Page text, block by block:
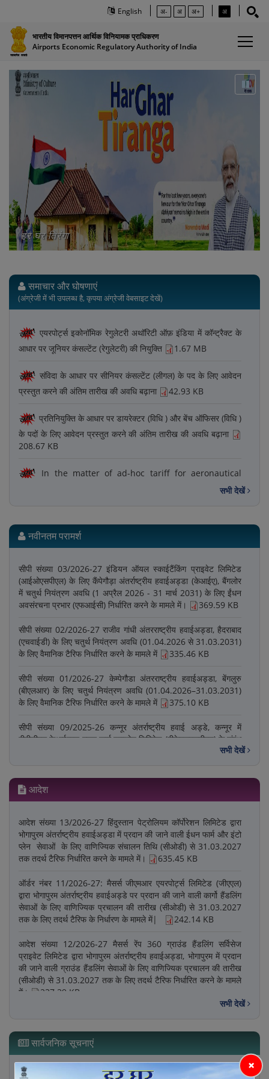
English अ- अ अ+ अ
भारतीय विमानपत्तन आर्थिक विनियामक प्राधिकरण
Airports Economic Regulatory Authority of India
हर घर तिरंगा
समाचार और घोषणाएं
(अंग्रेजी में भी उपलब्ध है, कृपया अंग्रेजी वेबसाइट देखें)
एयरपोर्ट्स इकोनॉमिक रेगुलेटरी अथॉरिटी ऑफ़ इंडिया में कॉन्ट्रैक्ट के
आधार पर जूनियर कंसल्टेंट (रेगुलेटरी) की नियुक्ति
1.67 MB
संविदा के आधार पर सीनियर कंसल्टेंट (लीगल) के पद के लिए आवेदन
प्रस्‍तुत करने की अंतिम तारीख की अवधि बढ़ाना
42.93 KB
प्रतिनियुक्ति के आधार पर डायरेक्टर (विधि ) और बेंच ऑफिसर (विधि )
के पदों के लिए आवेदन प्रस्‍तुत करने की अंतिम तारीख की अवधि बढ़ाना
208.67 KB
In the matter of ad-hoc tariff for aeronautical
services to be provided at Bhogapuram International
भारतीय विमानपत्तन आर्थिक विनियामक प्राधिकरण (ऐरा) में रिक्त पदों
Minutes of the Stakeholders Consultation
Meeting- Kempegowda International Airport,
Bengaluru
1.36 MB
Minutes of the Stakeholders Consultation Meeting
- Rajiv Gandhi International Airport, Hyderabad
संविदा के आधार पर सीनियर कंसल्टेंट (लीगल) के पद के लिए आवेदन
प्रस्‍तुत करने की अंतिम तारीख की अवधि बढ़ाना
206.21 KB
चौथे कंट्रोल पीरियड (01.04.2026 से 31.03.2031) के लिए
राजीव गांधी इंटरनेशनल एयरपोर्ट, हैदराबाद की एरोनॉटिकल सेवाओं के टैरिफ़
एयरपोर्ट्स इकोनॉमिक रेगुलेटरी अथॉरिटी ऑफ़ इंडिया में कॉन्ट्रैक्ट के
आधार पर सीनियर कंसल्टेंट (लीगल) की नियुक्ति
8.27 MB
सभी देखें
नवीनतम परामर्श
सीपी संख्या 03/2026-27 इंडियन ऑयल स्काईटैंकिंग प्राइवेट लिमिटेड
(आईओएसपीएल) के लिए कैंपेगौड़ा अंतर्राष्‍ट्रीय हवाईअड्डा (केआईए), बैंगलोर
में चतुर्थ नियंत्रण अवधि (1 अप्रैल 2026 - 31 मार्च 2031) के लिए ईंधन
अवसंरचना प्रभार (एफआईसी) निर्धारित करने के मामले में।
369.59 KB
सीपी संख्या 02/2026-27 राजीव गांधी अंतरराष्ट्रीय हवाईअड्डा, हैदराबाद
(एचवाईडी) के लिए चतुर्थ नियंत्रण अवधि (01.04.2026 से 31.03.2031)
के लिए वैमानिक टैरिफ निर्धारित करने के मामले में
335.46 KB
सीपी संख्या 01/2026-27 केम्पेगौडा अंतरराष्ट्रीय हवाईअड्डा, बेंगलुरु
(बीएलआर) के लिए चतुर्थ नियंत्रण अवधि (01.04.2026–31.03.2031)
के लिए वैमानिक टैरिफ निर्धारित करने के मामले में
375.10 KB
सीपी संख्या 09/2025-26 कन्नूर अंतर्राष्ट्रीय हवाई अड्डे, कन्नूर में
बीपीसीएल केआईएएल फ्यूल फार्म प्राइवेट लिमिटेड (बीकेएफएफपीएल) के संबंध
में ईंधन फार्म सेवा के लिए टैरिफ के निर्धारण के मामले में द्वितीय नियंत्रण अवधि
सीपी संख्या 08/2025-26 नवी मुंबई अंतर्राष्ट्रीय हवाई अड्डे, नवी मुंबई के
लिए प्रथम नियंत्रण अवधि (01.04.2025 – 31.03.2030) के लिए
सभी देखें
आदेश
आदेश संख्या 13/2026-27 हिंदुस्तान पेट्रोलियम कॉर्पोरेशन लिमिटेड द्वारा
भोगापुरम अंतर्राष्‍ट्रीय हवाईअड्डा में प्रदान की जाने वाली ईधन फार्म और इंटो
प्‍लेन सेवाओं के लिए वाणिज्यिक संचालन तिथि (सीओडी) से 31.03.2027
तक तदर्थ टैरिफ निर्धारित करने के मामले में।
635.45 KB
ऑर्डर नंबर 11/2026-27: मैसर्स जीएमआर एयरपोर्ट्स लिमिटेड (जीएएल)
द्वारा भोगापुरम अंतर्राष्‍ट्रीय हवाईअड्डे पर प्रदान की जाने वाली कार्गो हैं‍डलिंग
सेवाओं के लिए वाणिज्यिक प्रचालन की तारीख (सीओडी) से 31.03.2027
तक के लिए तदर्थ टैरिफ के निर्धारण के मामले में|
242.14 KB
आदेश संख्या 12/2026-27 मैसर्स रेंप 360 ग्राउंड हैंडलिंग सर्विसेज
प्राइवेट लिमिटेड द्वारा भोगापुरम अंतर्राष्ट्रीय हवाईअड्डा, भोगापुरम में प्रदान
की जाने वाली ग्राउंड हैंडलिंग सेवाओं के लिए वाणिज्यिक प्रचालन की तारीख
(सीओडी) से 31.03.2027 तक के लिए तदर्थ टैरिफ निर्धारित करने के मामले
में।
237.39 KB
लिमिटेड (GVIAL) द्वारा भोगपुरम इंटरनेशनल एयरपोर्ट (BIA) पर दी जाने वाली
एरोनॉटिकल सेवाओं के लिए एड-हॉक टैरिफ के मामले में, जो कमर्शियल
ऑपरेशन की तारीख (“COD”) से लागू होगा।
328.99 KB
सभी देखें
सार्वजनिक सूचनाएं
सार्वजनिक सूचना संख्या 11/2026-27 73.07 KB
×